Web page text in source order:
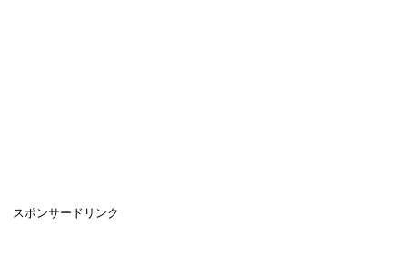
スポンサードリンク